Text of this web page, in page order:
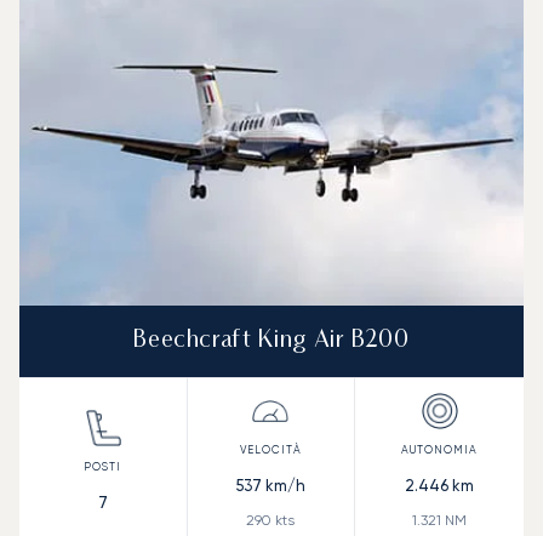
Beechcraft King Air B200
7
537 km/h
290 kts
2.446 km
1.321 NM